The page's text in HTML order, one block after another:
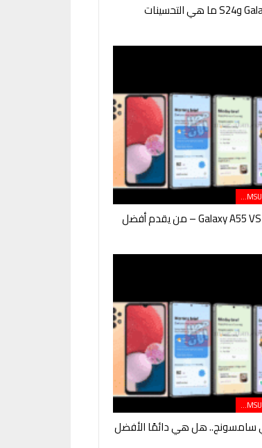
هواتف سامسونج – SAMSUNG
Galaxy A55 VS Realme GT Neo 5 – من يقدم أفضل
هواتف سامسونج – SAMSUNG